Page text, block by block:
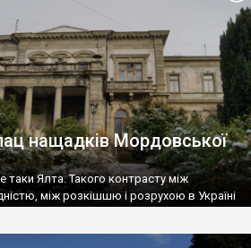
нащадків Мордовської
таки Ялта. Такого контрасту між
між розкішшю і розрухою в Україні